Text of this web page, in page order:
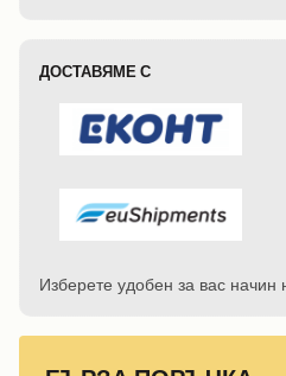
ДОСТАВЯМЕ С
Изберете удобен за вас начин